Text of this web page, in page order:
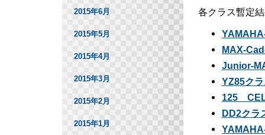
各クラス暫定
MAX-
Junior-
YZ85ク
125
DD2クラ
2015年6月
2015年5月
2015年4月
2015年3月
2015年2月
2015年1月